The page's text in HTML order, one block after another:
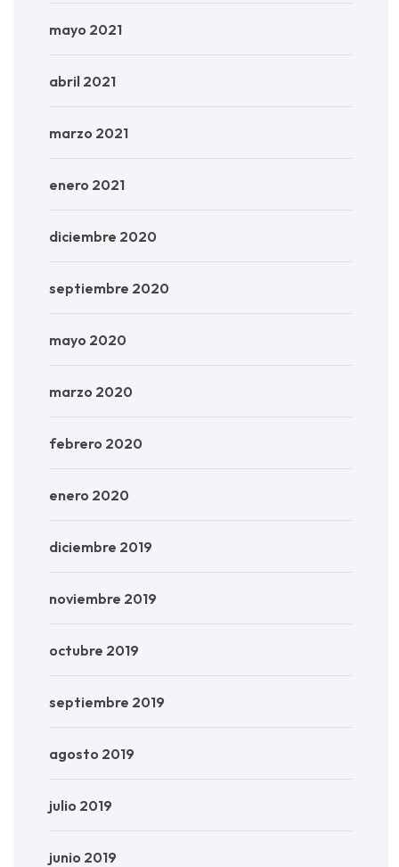
mayo 2021
abril 2021
marzo 2021
enero 2021
diciembre 2020
septiembre 2020
mayo 2020
marzo 2020
febrero 2020
enero 2020
diciembre 2019
noviembre 2019
octubre 2019
septiembre 2019
agosto 2019
julio 2019
junio 2019